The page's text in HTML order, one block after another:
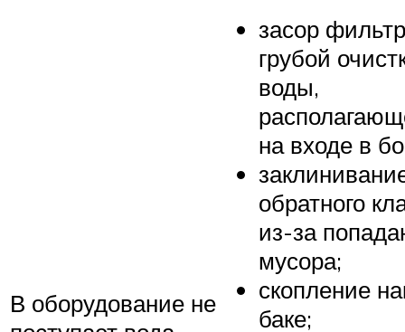
В оборудование не
засор
грубой
воды,
на входе в
обратного
из-за
мусора;
скопление
баке;